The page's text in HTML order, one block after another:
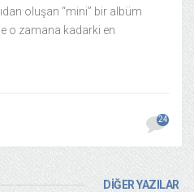
oluşan “mini” bir albüm
o zamana kadarki en
24
DİĞER YAZILAR